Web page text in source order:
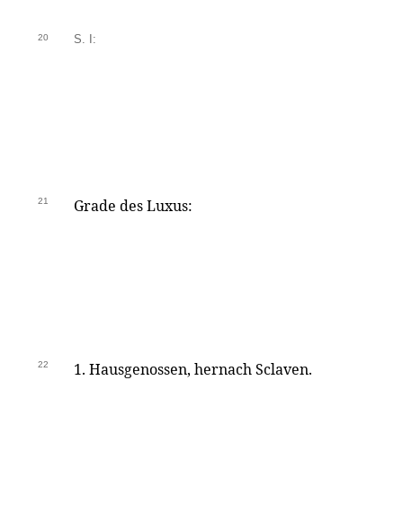
20 S. I:
21 Grade des Luxus:
22 1. Hausgenossen, hernach Sclaven.